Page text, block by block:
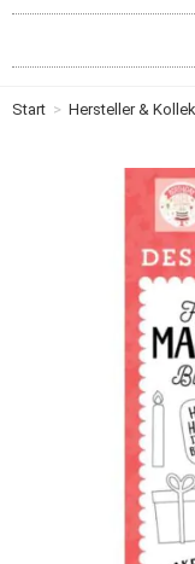
Start > Hersteller &